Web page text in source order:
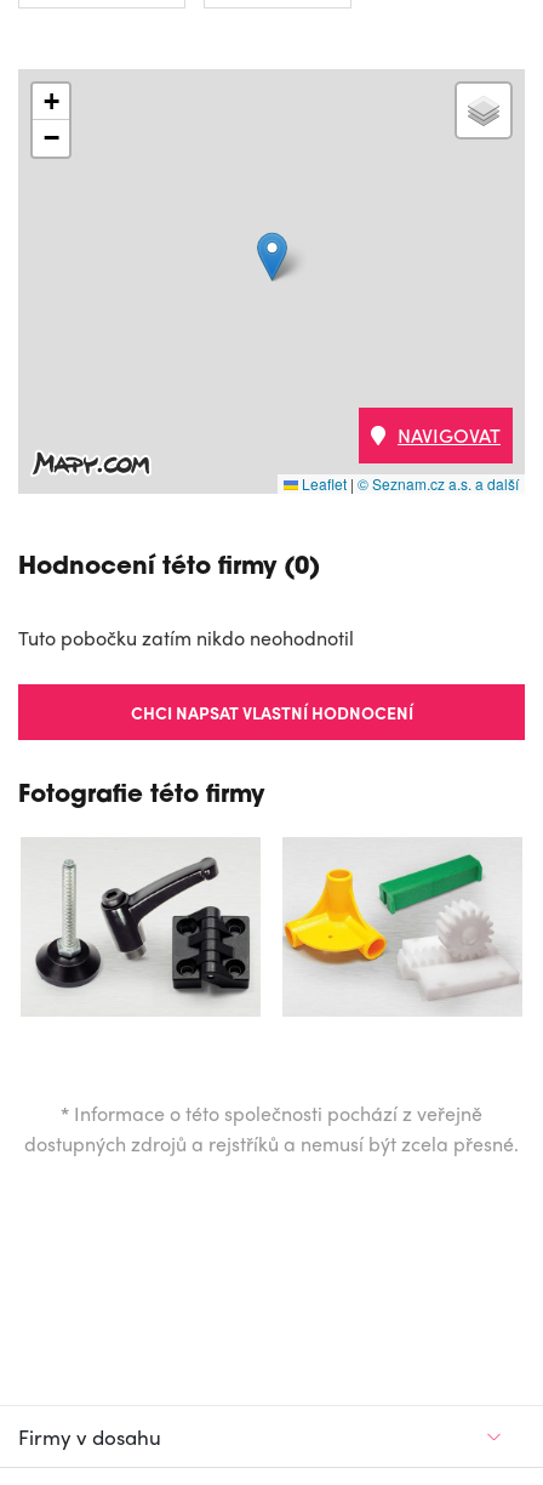
+
−
Leaflet | © Seznam.cz a.s. a další
NAVIGOVAT
Hodnocení této firmy (0)
Tuto pobočku zatím nikdo neohodnotil
CHCI NAPSAT VLASTNÍ HODNOCENÍ
Fotografie této firmy
* Informace o této společnosti pochází z veřejně
dostupných zdrojů a rejstříků a nemusí být zcela přesné.
Firmy v dosahu